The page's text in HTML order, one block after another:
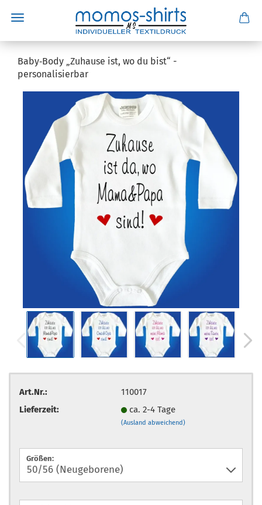
Baby‑Body „Zuhause ist, wo du bist“ -
personalisierbar
Art.Nr.:
110017
Lieferzeit:
ca. 2-4 Tage
(Ausland abweichend)
Größen: